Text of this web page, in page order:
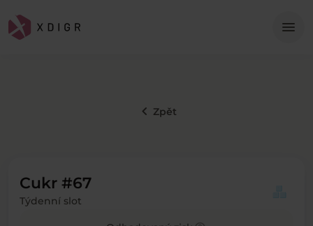
menu
keyboard_arrow_left Zpět
Cukr #67
Týdenní slot